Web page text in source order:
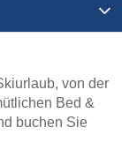
von der
Bed &
buchen Sie